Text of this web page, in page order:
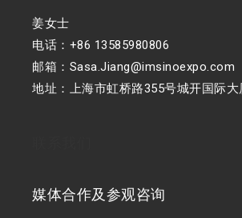
姜女士
电话：+86 13585980806
邮箱：Sasa.Jiang@imsinoexpo.com
地址：上海市虹桥路355号城开国际大
媒体合作及参观咨询